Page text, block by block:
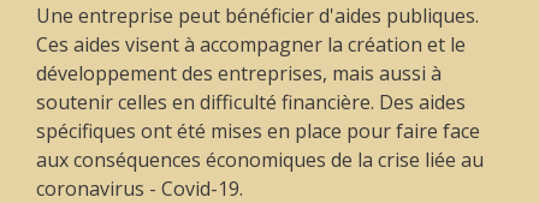
Une entreprise peut bénéficier d'aides publiques.
Ces aides visent à accompagner la création et le
développement des entreprises, mais aussi à
soutenir celles en difficulté financière. Des aides
spécifiques ont été mises en place pour faire face
aux conséquences économiques de la crise liée au
coronavirus - Covid-19.